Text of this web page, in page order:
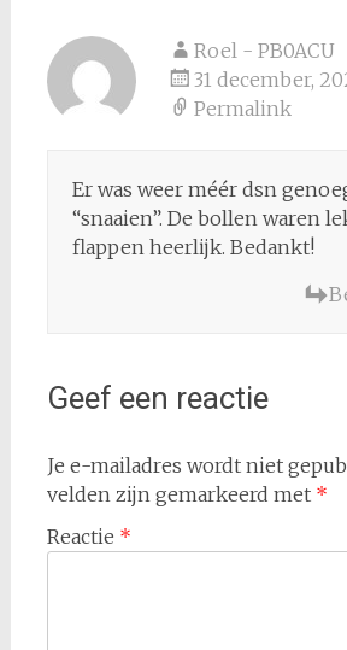
Roel - PB0ACU
31 december,
Permalink
Er was weer méér dsn
“snaaien”. De bollen waren
flappen heerlijk. Bedankt!
Geef een reactie
Je e-mailadres wordt niet
velden zijn gemarkeerd met *
Reactie *